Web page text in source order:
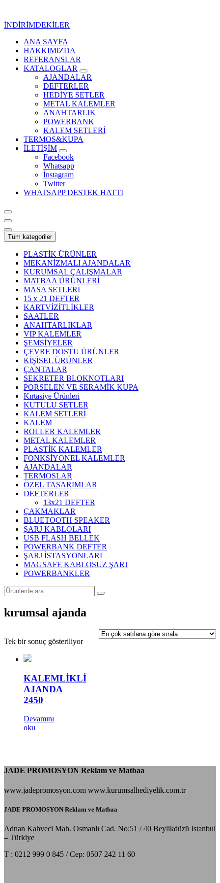
İNDİRİMDEKİLER
Kurumsal Promosyon-Hediyelik
ANA SAYFA
HAKKIMIZDA
REFERANSLAR
KATALOGLAR
AJANDALAR
DEFTERLER
HEDİYE SETLER
METAL KALEMLER
ANAHTARLIK
POWERBANK
KALEM SETLERİ
TERMOS&KUPA
İLETİŞİM
Facebook
Whatsapp
İnstagram
Twitter
WHATSAPP DESTEK HATTI
Tüm kategoriler
PLASTİK ÜRÜNLER
MEKANİZMALI AJANDALAR
KURUMSAL ÇALIŞMALAR
MATBAA ÜRÜNLERİ
MASA SETLERİ
15 x 21 DEFTER
KARTVİZİTLİKLER
SAATLER
ANAHTARLIKLAR
VIP KALEMLER
ŞEMSİYELER
ÇEVRE DOSTU ÜRÜNLER
KİŞİSEL ÜRÜNLER
ÇANTALAR
SEKRETER BLOKNOTLARI
PORSELEN VE SERAMİK KUPA
Kırtasiye Ürünleri
KUTULU SETLER
KALEM SETLERİ
KALEM
ROLLER KALEMLER
METAL KALEMLER
PLASTİK KALEMLER
FONKSİYONEL KALEMLER
AJANDALAR
TERMOSLAR
ÖZEL TASARIMLAR
DEFTERLER
13x21 DEFTER
ÇAKMAKLAR
BLUETOOTH SPEAKER
ŞARJ KABLOLARI
USB FLASH BELLEK
POWERBANK DEFTER
ŞARJ İSTASYONLARI
MAGSAFE KABLOSUZ ŞARJ
POWERBANKLER
kırumsal ajanda
Tek bir sonuç gösteriliyor
KALEMLİKLİ
AJANDA
2450
Devamını
oku
JADE PROMOSYON Reklam ve Matbaa
www.jadepromosyon.com www.kurumsalhediyelik.com.tr
JADE PROMOSYON Reklam ve Matbaa
Adnan Kahveci Mah. Osmanlı Cad. No:51 / 40 Beylikdüzü Istanbul
– Türkiye
T : 0212 999 0 845 / Cep: 0507 242 11 60